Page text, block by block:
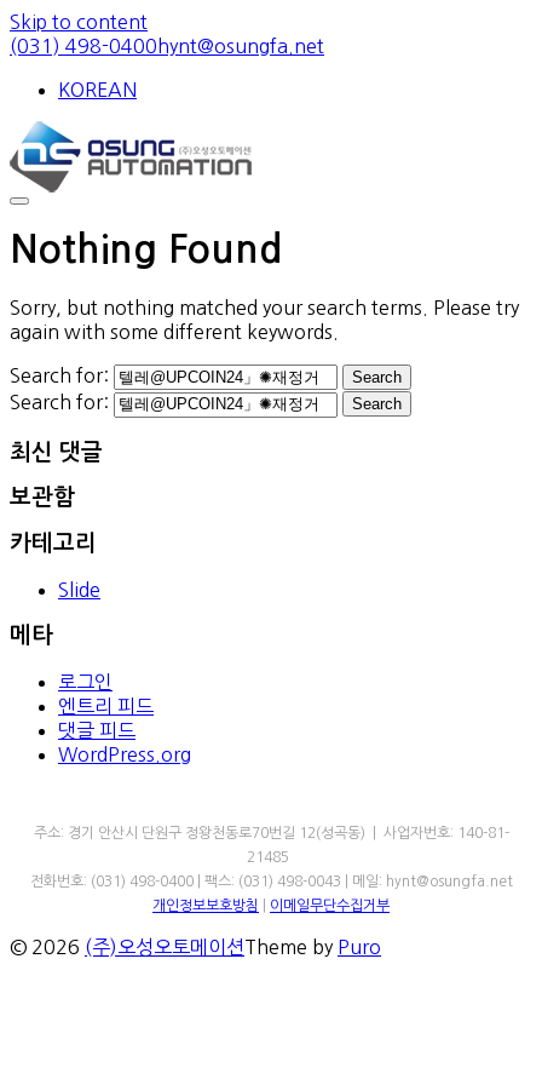
Skip to content
(031) 498-0400 hynt@osungfa.net
KOREAN
Nothing Found
Sorry, but nothing matched your search terms. Please try
again with some different keywords.
Search for:
Search for:
최신 댓글
보관함
카테고리
Slide
메타
로그인
엔트리 피드
댓글 피드
WordPress.org
주소: 경기 안산시 단원구 정왕천동로70번길 12(성곡동) | 사업자번호: 140-81-
21485
전화번호: (031) 498-0400 | 팩스: (031) 498-0043 | 메일: hynt@osungfa.net
개인정보보호방침
이메일무단수집거부
© 2026 (주)오성오토메이션Theme by Puro